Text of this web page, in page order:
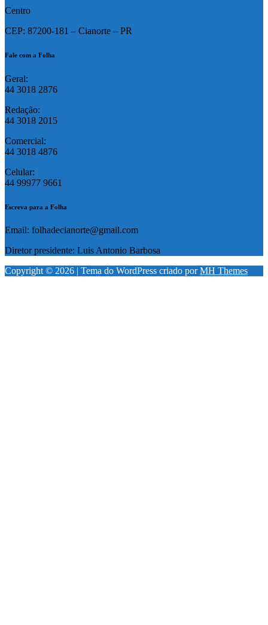
Centro
CEP: 87200-181 – Cianorte – PR
Fale com a Folha
Geral:
44 3018 2876
Redação:
44 3018 2015
Comercial:
44 3018 4876
Celular:
44 99977 9661
Escreva para a Folha
Email: folhadecianorte@gmail.com
Diretor presidente: Luis Antonio Barbosa
Copyright © 2026 | Tema do WordPress criado porMH Themes